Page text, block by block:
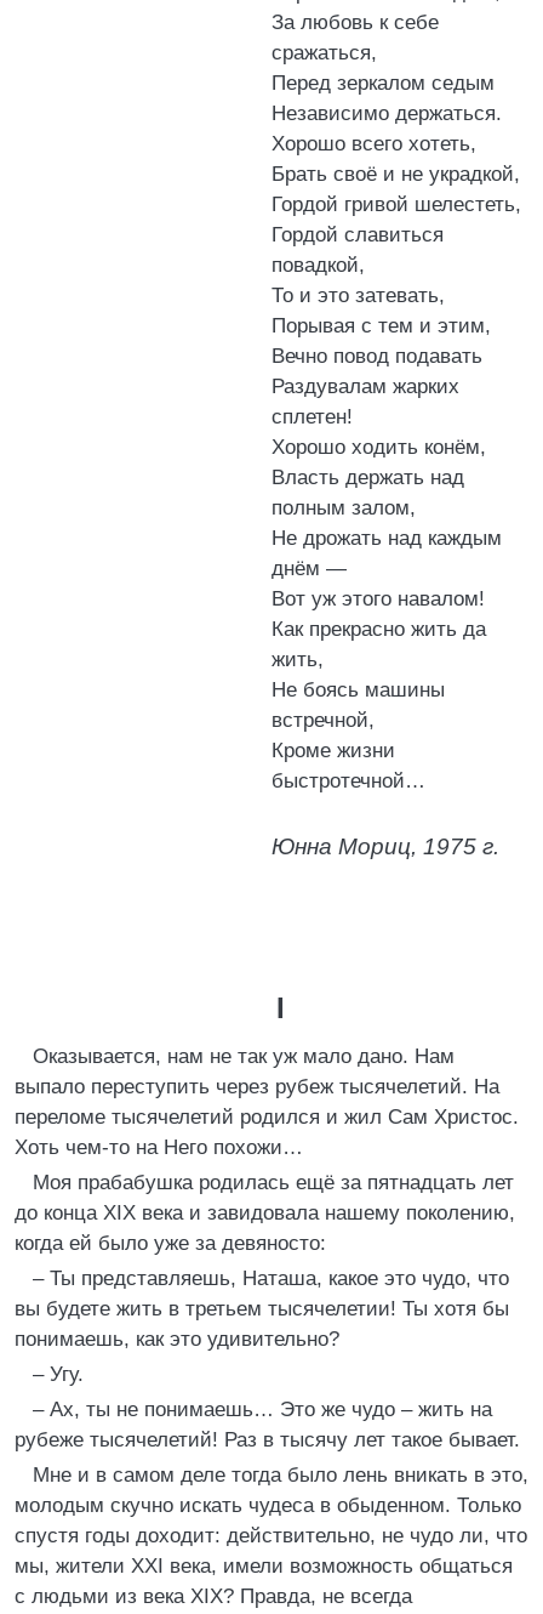
За любовь к себе
сражаться,
Перед зеркалом седым
Независимо держаться.
Хорошо всего хотеть,
Брать своё и не украдкой,
Гордой гривой шелестеть,
Гордой славиться
повадкой,
То и это затевать,
Порывая с тем и этим,
Вечно повод подавать
Раздувалам жарких
сплетен!
Хорошо ходить конём,
Власть держать над
полным залом,
Не дрожать над каждым
днём —
Вот уж этого навалом!
Как прекрасно жить да
жить,
Не боясь машины
встречной,
Кроме жизни
быстротечной…
Юнна Мориц, 1975 г.
I
Оказывается, нам не так уж мало дано. Нам
выпало переступить через рубеж тысячелетий. На
переломе тысячелетий родился и жил Сам Христос.
Хоть чем-то на Него похожи…
Моя прабабушка родилась ещё за пятнадцать лет
до конца XIX века и завидовала нашему поколению,
когда ей было уже за девяносто:
– Ты представляешь, Наташа, какое это чудо, что
вы будете жить в третьем тысячелетии! Ты хотя бы
понимаешь, как это удивительно?
– Угу.
– Ах, ты не понимаешь… Это же чудо – жить на
рубеже тысячелетий! Раз в тысячу лет такое бывает.
Мне и в самом деле тогда было лень вникать в это,
молодым скучно искать чудеса в обыденном. Только
спустя годы доходит: действительно, не чудо ли, что
мы, жители XXI века, имели возможность общаться
с людьми из века XIX? Правда, не всегда